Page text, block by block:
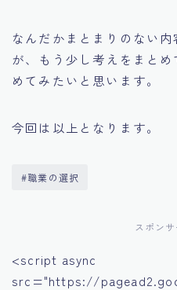
なんだかまとまりのない
が、もう少し考えをまと
めてみたいと思います。
今回は以上となります。
#職業の選択
スポン
<script async
src="https://